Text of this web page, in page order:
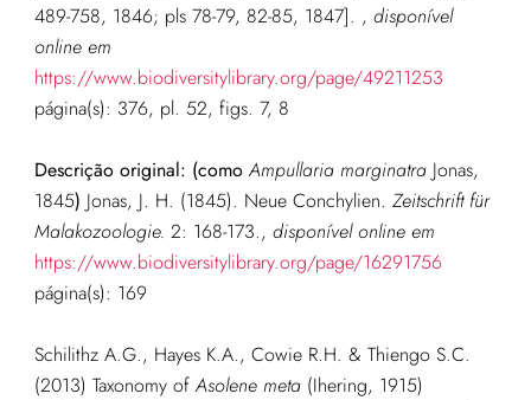
489-758, 1846; pls 78-79, 82-85, 1847]. , disponível
online em
https://www.biodiversitylibrary.org/page/49211253
página(s): 376, pl. 52, figs. 7, 8
Descrição original: (como Ampullaria marginatraJonas,
1845) Jonas, J. H. (1845). Neue Conchylien. Zeitschrift für
Malakozoologie. 2: 168-173., disponível online em
https://www.biodiversitylibrary.org/page/16291756
página(s): 169
Schilithz A.G., Hayes K.A., Cowie R.H. & Thiengo S.C.
(2013) Taxonomy of Asolene meta(Ihering, 1915)